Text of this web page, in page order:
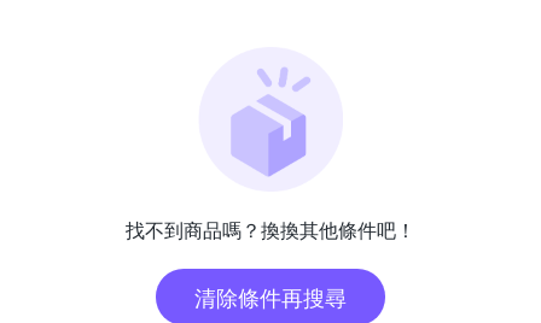
找不到商品嗎？換換其他條件吧！
清除條件再搜尋